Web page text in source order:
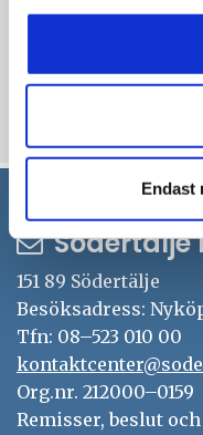
Endast
december, klockan
Anmäl dig till
Södertälje
151 89 Södertälje
Besöksadress:
Tfn: 08–523 010 00
Org.nr. 212000–0159
Remisser, beslut